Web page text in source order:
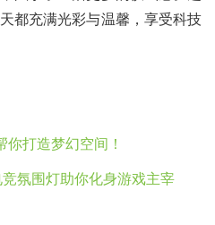
都充满光彩与温馨，享受科技
打造梦幻空间！
氛围灯助你化身游戏主宰